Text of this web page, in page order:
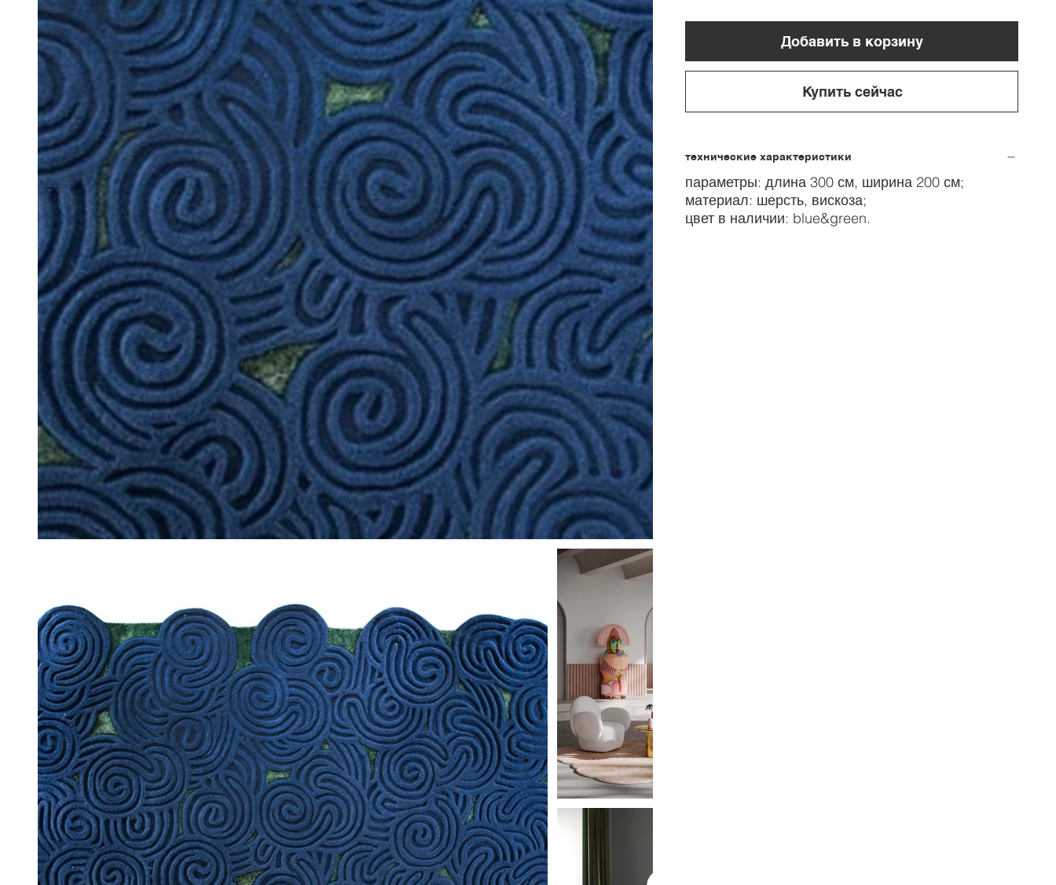
Добавить в корзину
Купить сейчас
технические характеристики
параметры: длина 300 см, ширина 200 см;
материал: шерсть, вискоза;
цвет в наличии: blue&green.